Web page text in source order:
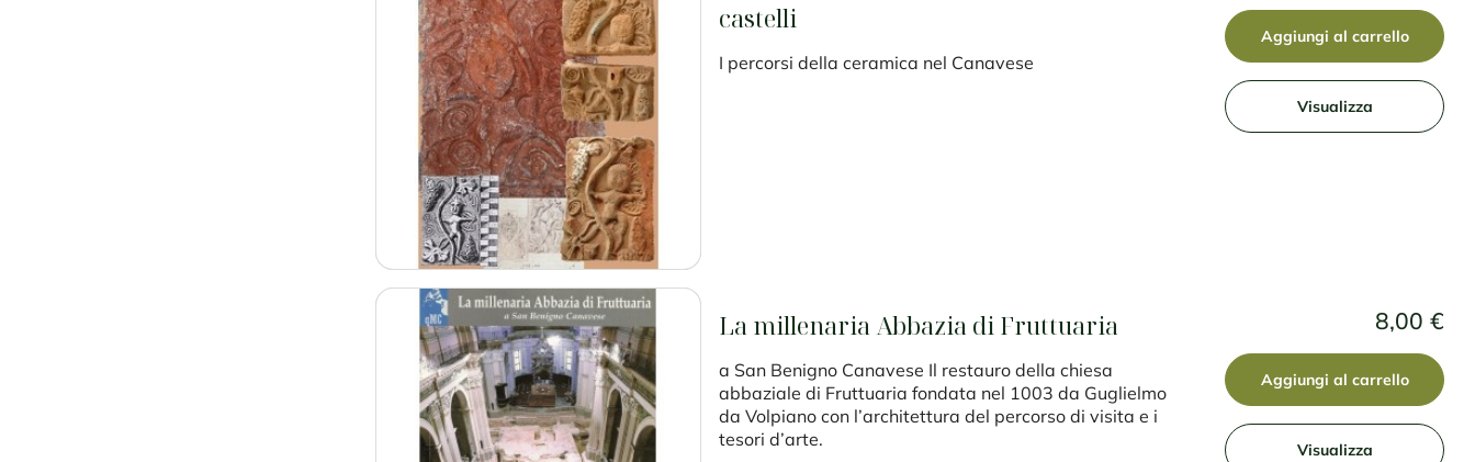
castelli
I percorsi della ceramica nel Canavese
Aggiungi al carrello
Visualizza
La millenaria Abbazia di Fruttuaria
a San Benigno Canavese Il restauro della chiesa
abbaziale di Fruttuaria fondata nel 1003 da Guglielmo
da Volpiano con l’architettura del percorso di visita e i
tesori d’arte.
8,00 €
Aggiungi al carrello
Visualizza